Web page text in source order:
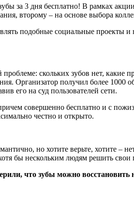
за 3 дня бесплатно! В рамках
второму – на основе выбора
подобные социальные проекты
скольких зубов нет, какие
Организатор получил более 1000
его на суд пользователей сети.
совершенно бесплатно и с
честно и открыто.
но хотите верьте, хотите –
бы нескольким людям решить свои
что зубы можно восстановить